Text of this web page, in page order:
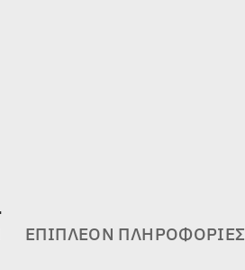
ΕΠΙΠΛΈΟΝ ΠΛΗΡΟΦΟΡΊΕΣ